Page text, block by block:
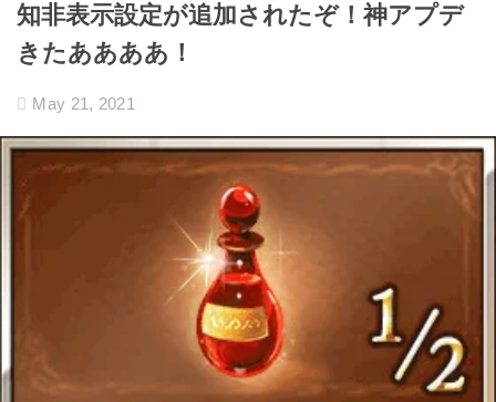
知非表示設定が追加されたぞ！神アプデ
きたああああ！
May 21, 2021